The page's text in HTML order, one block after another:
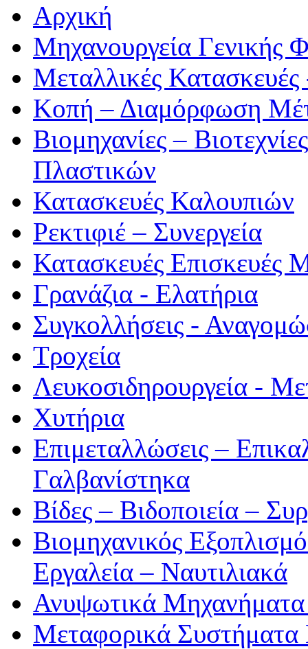
Αρχική
Μηχανουργεία Γενικής
Μεταλλικές
Κοπή – Διαμόρφωση
Βιομηχανίες –
Πλαστικών
Κατασκευές Καλουπιών
Ρεκτιφιέ – Συνεργεία
Κατασκευές Επισκευές
Γρανάζια - Ελατήρια
Συγκολλήσεις -
Τροχεία
Λευκοσιδηρουργεία -
Χυτήρια
Επιμεταλλώσεις –
Γαλβανίστηκα
Βίδες – Βιδοποιεία –
Βιομηχανικός
Εργαλεία – Ναυτιλιακά
Ανυψωτικά Μηχανήματα
Μεταφορικά